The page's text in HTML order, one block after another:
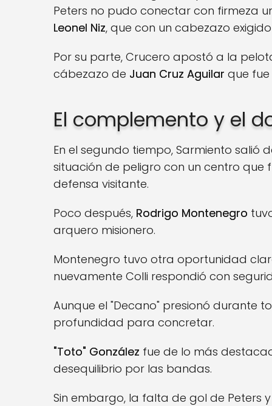
Peters no pudo conectar con firmeza
Leonel Niz, que con un cabezazo
Por su parte, Crucero apostó a la
cábezazo de Juan Cruz Aguilar que
El complemento y el
En el segundo tiempo, Sarmiento salió
situación de peligro con un centro
defensa visitante.
Poco después, Rodrigo Montenegro
arquero misionero.
Montenegro tuvo otra oportunidad
nuevamente Colli respondió con
Aunque el "Decano" presionó durante
profundidad para concretar.
"Toto" González fue de lo más
desequilibrio por las bandas.
Sin embargo, la falta de gol de Peters